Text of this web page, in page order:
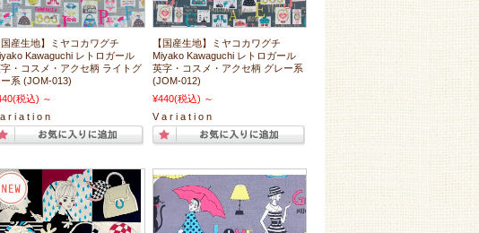
国産生地】ミヤコカワグチ
Kawaguchi レトロガール
・コスメ・アクセ柄 ライトグ
ー系 (JOM-013)
(税込) ～
r i a t i o n
【国産生地】ミヤコカワグチ
Miyako Kawaguchi レトロガール
英字・コスメ・アクセ柄 グレー系
(JOM-012)
¥440(税込) ～
V a r i a t i o n